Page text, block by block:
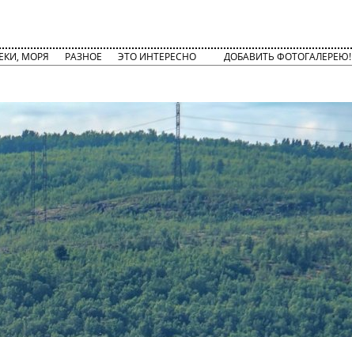
МОРЯ РАЗНОЕ ЭТО ИНТЕРЕСНО ДОБАВИТЬ ФОТОГАЛЕРЕЮ!